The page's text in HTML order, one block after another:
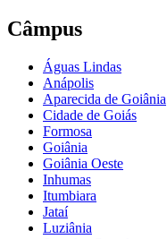
Câmpus
Águas Lindas
Anápolis
Aparecida de Goiânia
Cidade de Goiás
Formosa
Goiânia
Goiânia Oeste
Inhumas
Itumbiara
Jataí
Luziânia